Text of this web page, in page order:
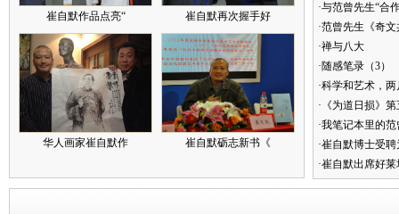
崔自默作品点亮“ 崔自默再次握手好
华人画家崔自默作 崔自默砺志新书《
·与范曾先生“合
·范曾先生《奇
·禅与八大
·随感笔录（3）
·科学和艺术，
·《为道日损》
·我笔记本里的
·崔自默博士受
·崔自默出席好